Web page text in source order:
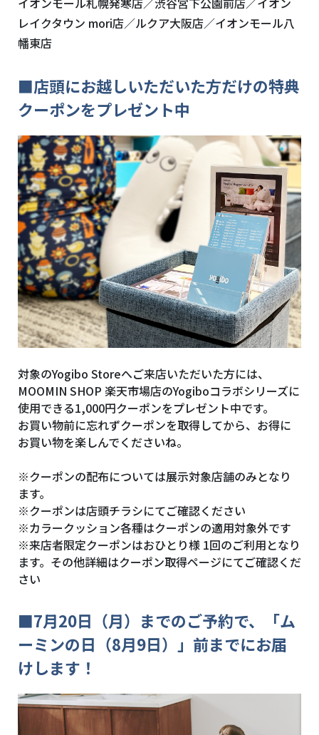
レイクタウン mori店／ルクア大阪店／イオンモール八
幡東店
■店頭にお越しいただいた方だけの特典
クーポンをプレゼント中
対象のYogibo Storeへご来店いただいた方には、
MOOMIN SHOP 楽天市場店のYogiboコラボシリーズに
使用できる1,000円クーポンをプレゼント中です。
お買い物前に忘れずクーポンを取得してから、お得に
お買い物を楽しんでくださいね。
※クーポンの配布については展示対象店舗のみとなり
ます。
※クーポンは店頭チラシにてご確認ください
※カラークッション各種はクーポンの適用対象外です
※来店者限定クーポンはおひとり様 1回のご利用となり
ます。その他詳細はクーポン取得ページにてご確認くだ
さい
■7月20日（月）までのご予約で、「ム
ーミンの日（8月9日）」前までにお届
けします！